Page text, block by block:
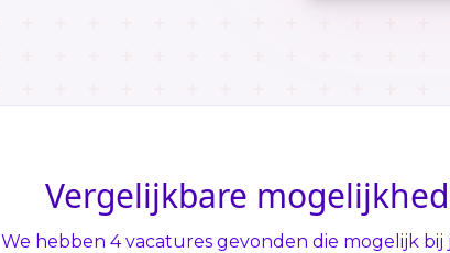
Vergelijkbare
We hebben 4 vacatures gevonden die mogelijk bij